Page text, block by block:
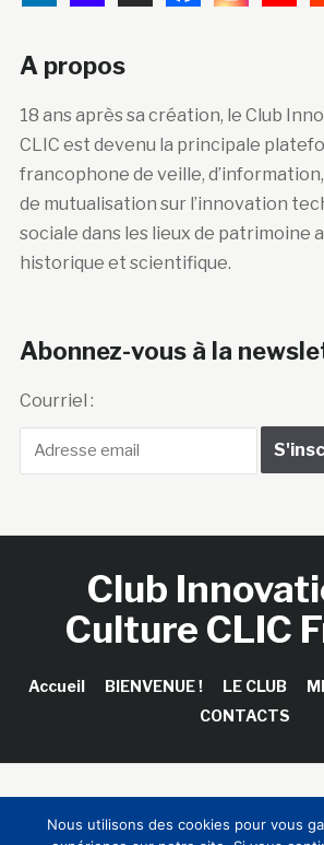
A propos
18 ans après sa création, le Club
CLIC est devenu la principale
francophone de veille,
de mutualisation sur l’innovation
sociale dans les lieux de patrimoine
historique et scientifique.
Abonnez-vous à la
Courriel :
Club
Culture CLIC
Accueil BIENVENUE ! LE CLUB
CONTACTS
Sinapses Conseils
Nous utilisons des cookies pour vous